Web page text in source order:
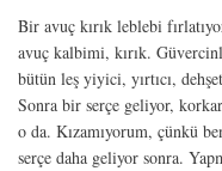
Bir avuç kırık leblebi
avuç kalbimi, kırık.
bütün leş yiyici, yırtıcı,
Sonra bir serçe geliyor,
o da. Kızamıyorum, çünkü
serçe daha geliyor sonra.